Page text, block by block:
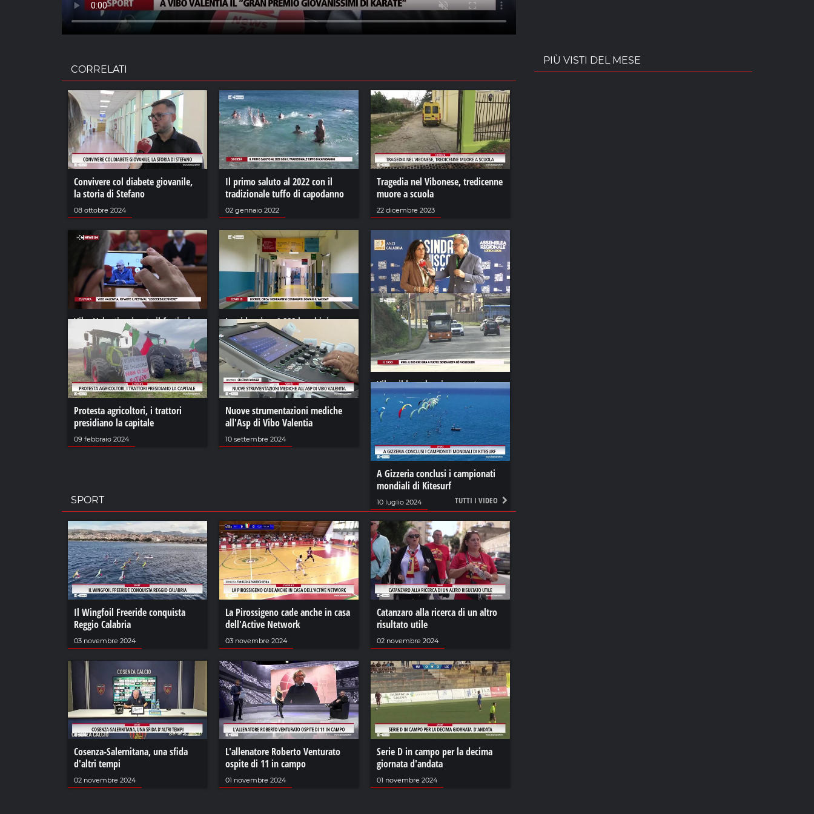
CORRELATI
Convivere col diabete giovanile,
la storia di Stefano
08 ottobre 2024
Il primo saluto al 2022 con il
tradizionale tuffo di capodanno
02 gennaio 2022
Tragedia nel Vibonese, tredicenne
muore a scuola
22 dicembre 2023
Vibo Valentia, riparte il festival
“Leggere&Scrivere”
21 ottobre 2021
Locride, circa 1.000 bambini
contagiati. Domani il vax day
05 gennaio 2022
interviste anci
11 luglio 2024
Vibo, il bus che gira a vuoto:
senza meta né passeggeri
22 gennaio 2022
Protesta agricoltori, i trattori
presidiano la capitale
09 febbraio 2024
Nuove strumentazioni mediche
all'Asp di Vibo Valentia
10 settembre 2024
A Gizzeria conclusi i campionati
mondiali di Kitesurf
10 luglio 2024 TUTTI I VIDEO
SPORT
Il Wingfoil Freeride conquista
Reggio Calabria
03 novembre 2024
La Pirossigeno cade anche in casa
dell'Active Network
03 novembre 2024
Catanzaro alla ricerca di un altro
risultato utile
02 novembre 2024
Cosenza-Salernitana, una sfida
d'altri tempi
02 novembre 2024
L'allenatore Roberto Venturato
ospite di 11 in campo
01 novembre 2024
Serie D in campo per la decima
giornata d'andata
01 novembre 2024
PIÙ VISTI DEL MESE